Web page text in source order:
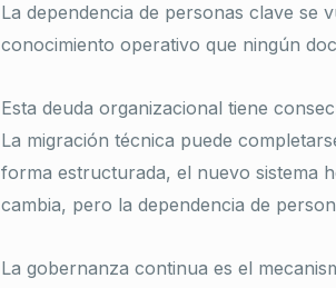
La dependencia de personas clave se
conocimiento operativo que ningún
Esta deuda organizacional tiene
La migración técnica puede
forma estructurada, el nuevo sistema
cambia, pero la dependencia de
La gobernanza continua es el